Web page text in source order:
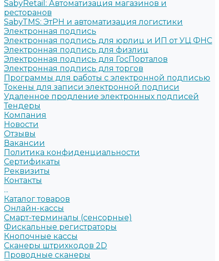
SabyRetail: Автоматизация магазинов и
ресторанов
SabyTMS: ЭтРН и автоматизация логистики
Электронная подпись
Электронная подпись для юрлиц и ИП от УЦ ФНС
Электронная подпись для физлиц
Электронная подпись для ГосПорталов
Электронная подпись для торгов
Программы для работы с электронной подписью
Токены для записи электронной подписи
Удаленное продление электронных подписей
Тендеры
Компания
Новости
Отзывы
Вакансии
Политика конфиденциальности
Сертификаты
Реквизиты
Контакты
...
Каталог товаров
Онлайн-кассы
Смарт-терминалы (сенсорные)
Фискальные регистраторы
Кнопочные кассы
Сканеры штрихкодов 2D
Проводные сканеры